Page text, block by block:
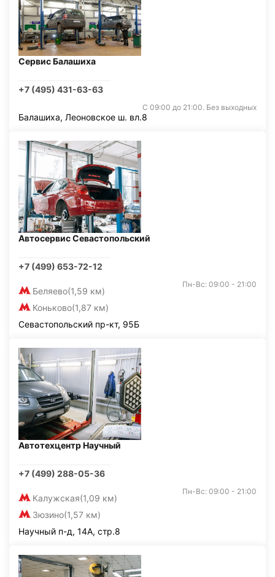
Сервис Балашиха
+7 (495) 431-63-63
С 09:00 до 21:00. Без выходных
Балашиха, Леоновское ш. вл.8
Автосервис Севастопольский
+7 (499) 653-72-12
Беляево(1,59 км)
Коньково(1,87 км)
Пн-Вс: 09:00 - 21:00
Севастопольский пр-кт, 95Б
Автотехцентр Научный
+7 (499) 288-05-36
Калужская(1,09 км)
Зюзино(1,57 км)
Пн-Вс: 09:00 - 21:00
Научный п-д, 14А, стр.8